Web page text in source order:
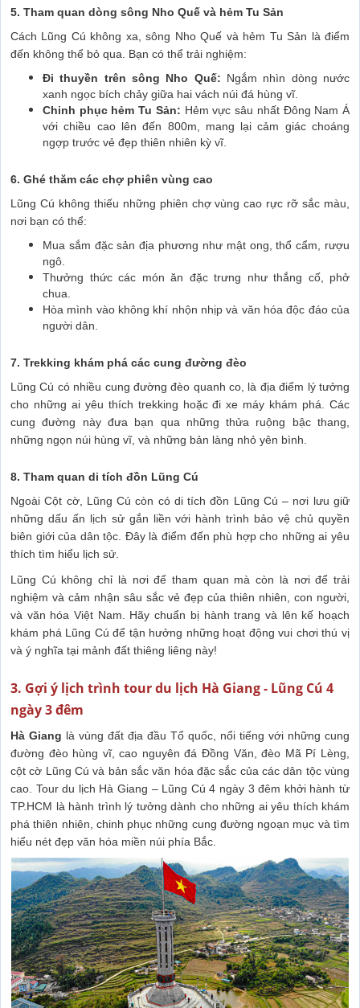
5. Tham quan dòng sông Nho Quế và hẻm Tu Sản
Cách Lũng Cú không xa, sông Nho Quế và hẻm Tu Sản là điểm
đến không thể bỏ qua. Bạn có thể trải nghiệm:
Đi thuyền trên sông Nho Quế: Ngắm nhìn dòng nước
xanh ngọc bích chảy giữa hai vách núi đá hùng vĩ.
Chinh phục hẻm Tu Sản: Hẻm vực sâu nhất Đông Nam Á
với chiều cao lên đến 800m, mang lại cảm giác choáng
ngợp trước vẻ đẹp thiên nhiên kỳ vĩ.
6. Ghé thăm các chợ phiên vùng cao
Lũng Cú không thiếu những phiên chợ vùng cao rực rỡ sắc màu,
nơi bạn có thể:
Mua sắm đặc sản địa phương như mật ong, thổ cẩm, rượu
ngô.
Thưởng thức các món ăn đặc trưng như thắng cố, phở
chua.
Hòa mình vào không khí nhộn nhịp và văn hóa độc đáo của
người dân.
7. Trekking khám phá các cung đường đèo
Lũng Cú có nhiều cung đường đèo quanh co, là địa điểm lý tưởng
cho những ai yêu thích trekking hoặc đi xe máy khám phá. Các
cung đường này đưa bạn qua những thửa ruộng bậc thang,
những ngọn núi hùng vĩ, và những bản làng nhỏ yên bình.
8. Tham quan di tích đồn Lũng Cú
Ngoài Cột cờ, Lũng Cú còn có di tích đồn Lũng Cú – nơi lưu giữ
những dấu ấn lịch sử gắn liền với hành trình bảo vệ chủ quyền
biên giới của dân tộc. Đây là điểm đến phù hợp cho những ai yêu
thích tìm hiểu lịch sử.
Lũng Cú không chỉ là nơi để tham quan mà còn là nơi để trải
nghiệm và cảm nhận sâu sắc vẻ đẹp của thiên nhiên, con người,
và văn hóa Việt Nam. Hãy chuẩn bị hành trang và lên kế hoạch
khám phá Lũng Cú để tận hưởng những hoạt động vui chơi thú vị
và ý nghĩa tại mảnh đất thiêng liêng này!
3. Gợi ý lịch trình tour du lịch Hà Giang - Lũng Cú 4
ngày 3 đêm
Hà Giang là vùng đất địa đầu Tổ quốc, nổi tiếng với những cung
đường đèo hùng vĩ, cao nguyên đá Đồng Văn, đèo Mã Pí Lèng,
cột cờ Lũng Cú và bản sắc văn hóa đặc sắc của các dân tộc vùng
cao. Tour du lịch Hà Giang – Lũng Cú 4 ngày 3 đêm khởi hành từ
TP.HCM là hành trình lý tưởng dành cho những ai yêu thích khám
phá thiên nhiên, chinh phục những cung đường ngoạn mục và tìm
hiểu nét đẹp văn hóa miền núi phía Bắc.